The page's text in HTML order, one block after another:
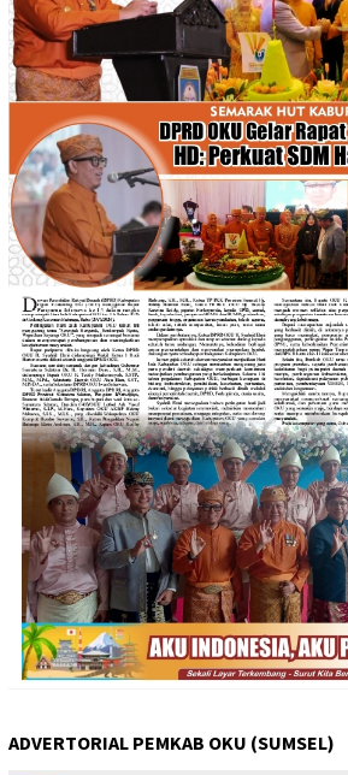
ADVERTORIAL PEMKAB OKU (SUMSEL)